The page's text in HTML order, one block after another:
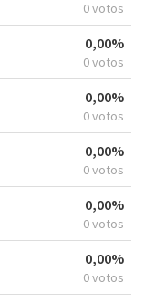
0 votos
0,00%
0 votos
0,00%
0 votos
0,00%
0 votos
0,00%
0 votos
0,00%
0 votos